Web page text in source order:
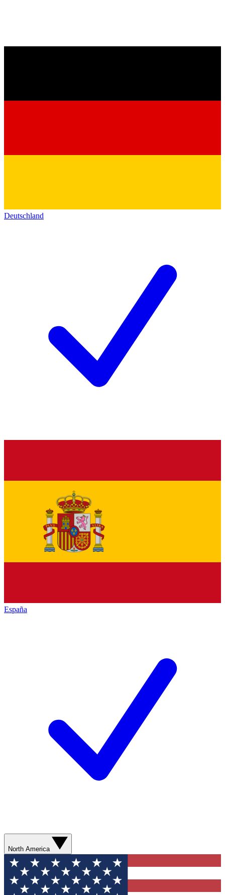
Deutschland
España
North America